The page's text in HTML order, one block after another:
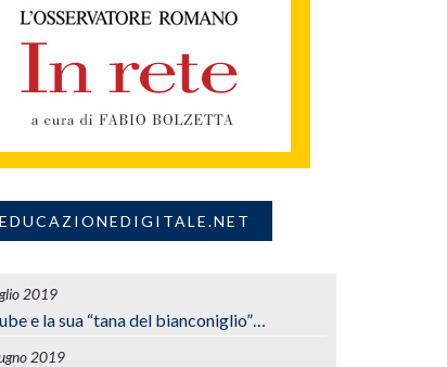
2019
e la sua “tana del bianconiglio”…
2019